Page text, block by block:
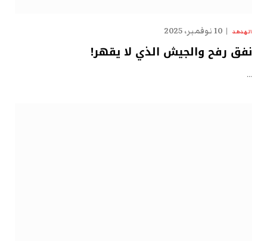
الهدهد 10 نوفمبر، 2025
نفق رفح والجيش الذي لا يقهر!
…